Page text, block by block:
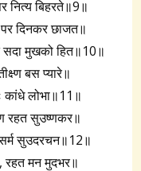
नित्य बिहरते॥9॥
पर दिनकर छाजत॥
सदा मुखको हित॥10॥
बस प्यारे॥
कांधे लोभा॥11॥
रहत सुउष्णकर॥
सुउदरचन॥12॥
रहत मन मुदभर॥